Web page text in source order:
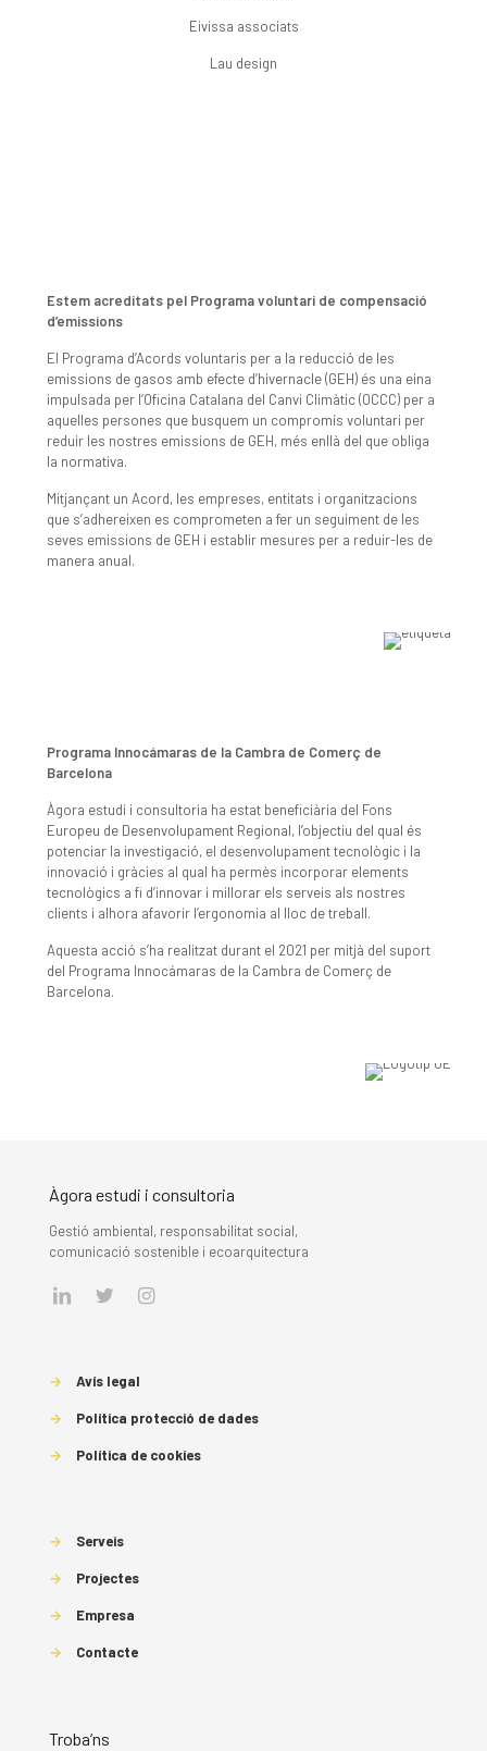
Eivissa associats
Lau design
Estem acreditats pel Programa voluntari de compensació
d’emissions
El Programa d’Acords voluntaris per a la reducció de les
emissions de gasos amb efecte d’hivernacle (GEH) és una eina
impulsada per l’Oficina Catalana del Canvi Climàtic (OCCC) per a
aquelles persones que busquem un compromís voluntari per
reduir les nostres emissions de GEH, més enllà del que obliga
la normativa.
Mitjançant un Acord, les empreses, entitats i organitzacions
que s’adhereixen es comprometen a fer un seguiment de les
seves emissions de GEH i establir mesures per a reduir-les de
manera anual.
Programa Innocámaras de la Cambra de Comerç de
Barcelona
Àgora estudi i consultoria ha estat beneficiària del Fons
Europeu de Desenvolupament Regional, l’objectiu del qual és
potenciar la investigació, el desenvolupament tecnològic i la
innovació i gràcies al qual ha permès incorporar elements
tecnològics a fi d’innovar i millorar els serveis als nostres
clients i alhora afavorir l’ergonomia al lloc de treball.
Aquesta acció s’ha realitzat durant el 2021 per mitjà del suport
del Programa Innocámaras de la Cambra de Comerç de
Barcelona.
Àgora estudi i consultoria
Gestió ambiental, responsabilitat social,
comunicació sostenible i ecoarquitectura
→ Avís legal
→ Política protecció de dades
→ Política de cookies
→ Serveis
→ Projectes
→ Empresa
→ Contacte
Troba’ns